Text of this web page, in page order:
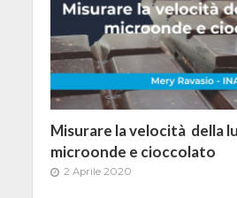
Misurare la velocità della
microonde e cioccolato
2 Aprile 2020